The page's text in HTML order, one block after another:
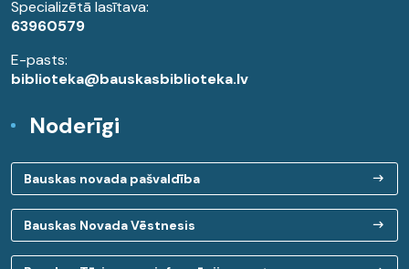
Specializētā lasītava:
63960579
E-pasts:
biblioteka@bauskasbiblioteka.lv
Noderīgi
Bauskas novada pašvaldība
Bauskas Novada Vēstnesis